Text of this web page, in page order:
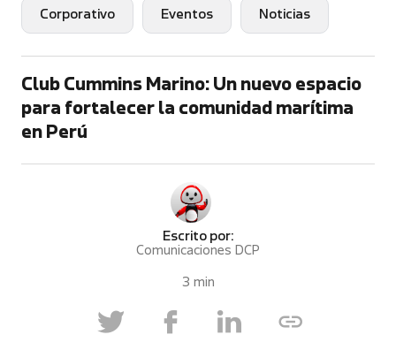
Corporativo Eventos Noticias
Club Cummins Marino: Un nuevo espacio
para fortalecer la comunidad marítima
en Perú
Escrito por:
Comunicaciones DCP
3 min